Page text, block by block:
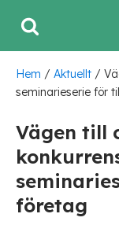
Hem / Aktuellt /
seminarieserie för
Vägen till
företag